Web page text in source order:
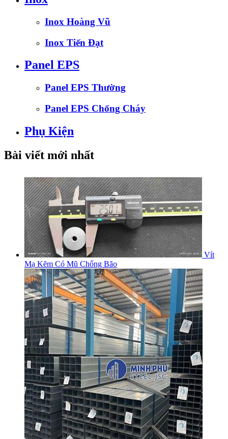
Inox Hoàng Vũ
Inox Tiến Đạt
Panel EPS
Panel EPS Thường
Panel EPS Chống Cháy
Phụ Kiện
Bài viết mới nhất
Vít
Mạ Kẽm Có Mũ Chống Bão